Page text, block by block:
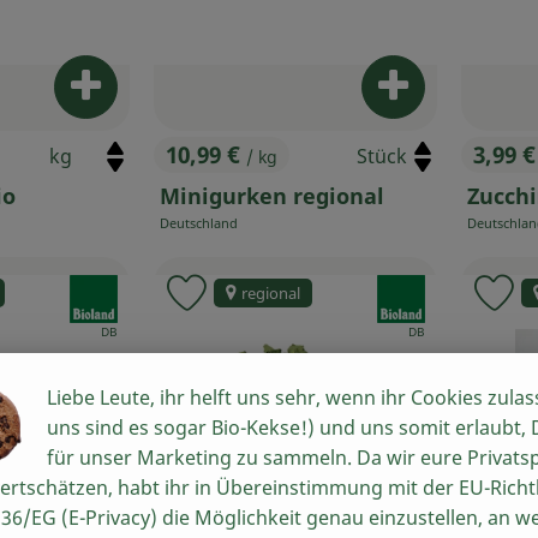
Produkt zum Warenkorb hinzufügen
, Preis:
10,99 € / kg
Minigurken regional
, Herkunft:
Deutschland
Produkt zum
,
3,99 €
, Herkunft:
, Kontrollstelle:
DB
Favouriten hinzufügen
, Kontrollstelle:
DB
regional
Produkt zu Favouriten hinzufügen
Liebe Leute, ihr helft uns sehr, wenn ihr Cookies
uns sind es sogar Bio-Kekse!) und uns somit erlaubt,
für unser Marketing zu sammeln. Da wir eure
habt ihr in Übereinstimmung mit der EU-
EG (E-Privacy) die Möglichkeit genau einzustellen, an